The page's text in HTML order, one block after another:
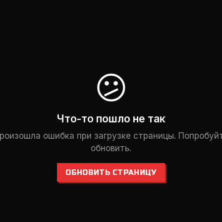
😕
Что-то пошло не так
ошибка при загрузке страницы.
обновить.
ОБНОВИТЬ СТРАНИЦУ